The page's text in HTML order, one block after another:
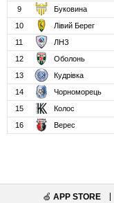
9
Буковина
10
Лівий Берег
11
ЛНЗ
12
Оболонь
13
Кудрівка
14
Чорноморець
15
Колос
16
Верес
🍏 APP STORE